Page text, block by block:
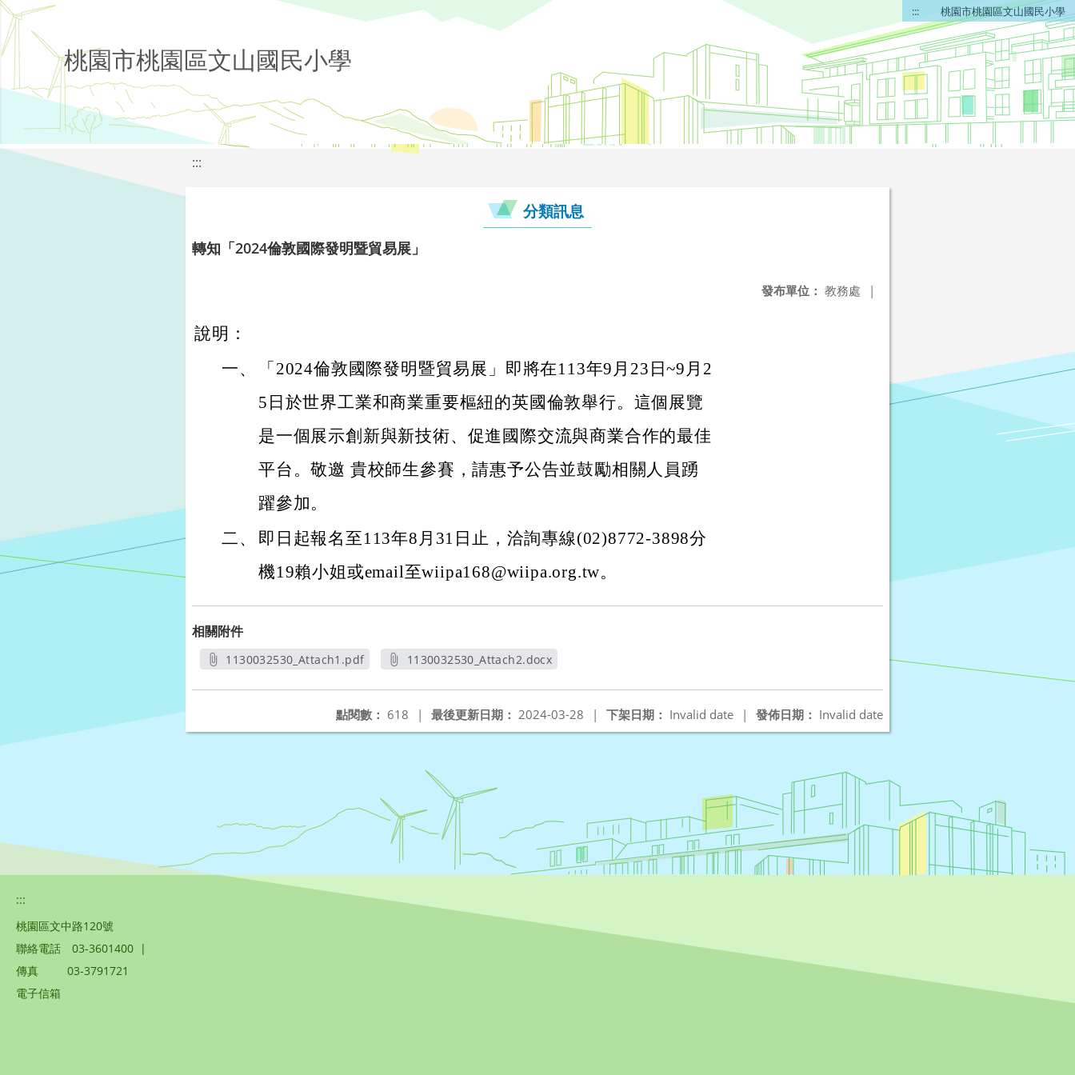
::: 桃園市桃園區文山國民小學
桃園市桃園區文山國民小學
:::
分類訊息
轉知「2024倫敦國際發明暨貿易展」
發布單位： 教務處 |
說明：
一、
「2024倫敦國際發明暨貿易展」即將在113年9月23日~9月2
5日於世界工業和商業重要樞紐的英國倫敦舉行。這個展覽
是一個展示創新與新技術、促進國際交流與商業合作的最佳
平台。敬邀 貴校師生參賽，請惠予公告並鼓勵相關人員踴
躍參加。
二、
即日起報名至113年8月31日止，洽詢專線(02)8772-3898分
機19賴小姐或email至wiipa168@wiipa.org.tw。
相關附件
1130032530_Attach1.pdf
1130032530_Attach2.docx
發佈日期： Invalid date
下架日期： Invalid date |
最後更新日期： 2024-03-28 |
點閱數： 618 |
:::
桃園區文中路120號
聯絡電話
03-3601400 |
傳真
03-3791721
電子信箱